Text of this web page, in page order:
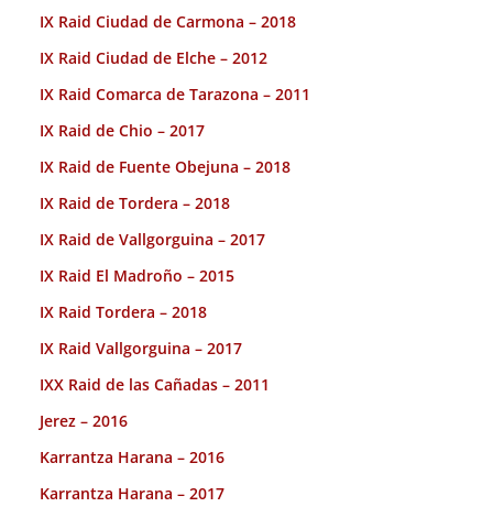
IX Raid Ciudad de Carmona – 2018
IX Raid Ciudad de Elche – 2012
IX Raid Comarca de Tarazona – 2011
IX Raid de Chio – 2017
IX Raid de Fuente Obejuna – 2018
IX Raid de Tordera – 2018
IX Raid de Vallgorguina – 2017
IX Raid El Madroño – 2015
IX Raid Tordera – 2018
IX Raid Vallgorguina – 2017
IXX Raid de las Cañadas – 2011
Jerez – 2016
Karrantza Harana – 2016
Karrantza Harana – 2017